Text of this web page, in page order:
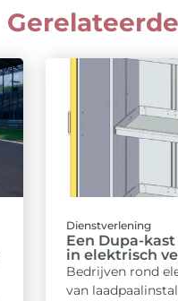
Dienstverlening
Een Dupa-
in elektrisch
Bedrijven rond
van